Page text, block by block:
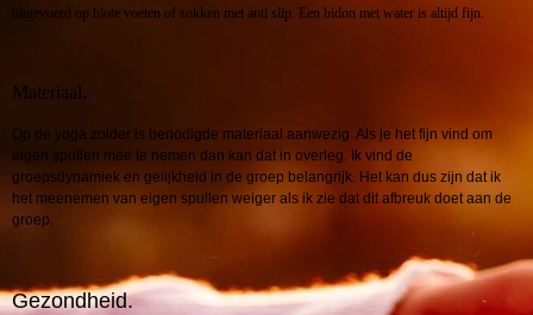
uitgevoerd op blote voeten of sokken met anti slip. Een bidon met water is altijd fijn.
Materiaal.
Op de yoga zolder is benodigde materiaal aanwezig. Als je het fijn vind om
eigen spullen mee te nemen dan kan dat in overleg. Ik vind de
groepsdynamiek en gelijkheid in de groep belangrijk. Het kan dus zijn dat ik
het meenemen van eigen spullen weiger als ik zie dat dit afbreuk doet aan de
groep.
Gezondheid.